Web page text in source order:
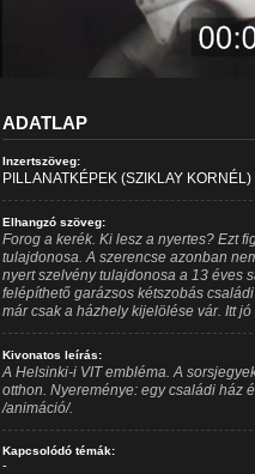
ADATLAP
Inzertszöveg:
PILLANATKÉPEK (SZIKLAY KORNÉL)
Elhangzó szöveg:
Forog a kerék. Ki lesz a nyertes? Ezt
tulajdonosa. A szerencse azonban
nyert szelvény tulajdonosa a 13 éves
felépíthető garázsos kétszobás
már csak a házhely kijelölése vár. Itt jó
Kivonatos leírás:
A Helsinki-i VIT embléma. A
otthon. Nyereménye: egy családi ház
/animáció/.
Kapcsolódó témák:
-